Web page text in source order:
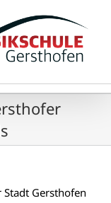
Gersthofen